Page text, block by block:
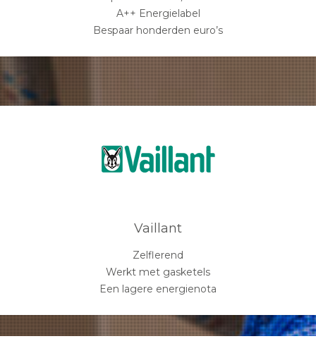
A++ Energielabel
Bespaar honderden euro’s
Vaillant
Zelflerend
Werkt met gasketels
Een lagere energienota